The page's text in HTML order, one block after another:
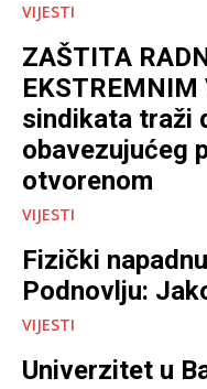
VIJESTI
ZAŠTITA
EKSTREMNIM
sindikata traži
obavezujućeg
otvorenom
VIJESTI
Fizički
Podnovlju:
VIJESTI
Univerzitet u